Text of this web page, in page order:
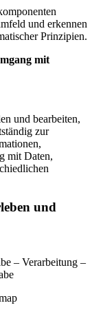
und erkennen
Prinzipien.
mit
und bearbeiten,
zur
mit Daten,
und
– Verarbeitung –